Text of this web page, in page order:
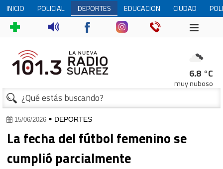
INICIO POLICIAL DEPORTES EDUCACION CIUDAD
6.8 °C
muy nuboso
15/06/2026• DEPORTES
La fecha del fútbol femenino se
cumplió parcialmente